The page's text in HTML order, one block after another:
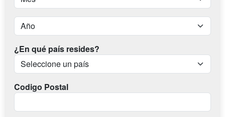
¿En qué país resides?
Codigo Postal